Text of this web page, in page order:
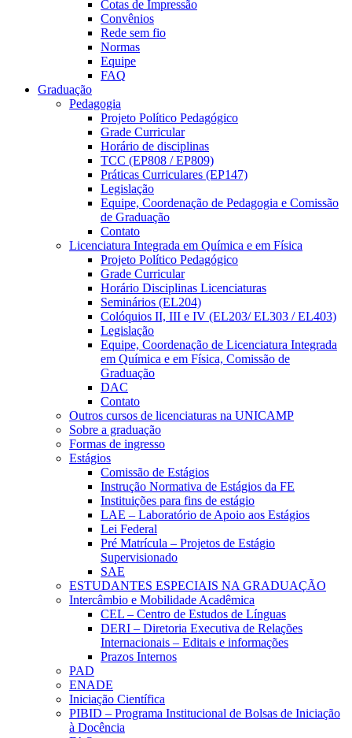
Cotas de Impressão
Convênios
Rede sem fio
Normas
Equipe
FAQ
Graduação
Pedagogia
Projeto Político Pedagógico
Grade Curricular
Horário de disciplinas
TCC (EP808 / EP809)
Práticas Curriculares (EP147)
Legislação
Equipe, Coordenação de Pedagogia e Comissão
de Graduação
Contato
Licenciatura Integrada em Química e em Física
Projeto Político Pedagógico
Grade Curricular
Horário Disciplinas Licenciaturas
Seminários (EL204)
Colóquios II, III e IV (EL203/ EL303 / EL403)
Legislação
Equipe, Coordenação de Licenciatura Integrada
em Química e em Física, Comissão de
Graduação
DAC
Contato
Outros cursos de licenciaturas na UNICAMP
Sobre a graduação
Formas de ingresso
Estágios
Comissão de Estágios
Instrução Normativa de Estágios da FE
Instituições para fins de estágio
LAE – Laboratório de Apoio aos Estágios
Lei Federal
Pré Matrícula – Projetos de Estágio
Supervisionado
SAE
ESTUDANTES ESPECIAIS NA GRADUAÇÃO
Intercâmbio e Mobilidade Acadêmica
CEL – Centro de Estudos de Línguas
DERI – Diretoria Executiva de Relações
Internacionais – Editais e informações
Prazos Internos
PAD
ENADE
Iniciação Científica
PIBID – Programa Institucional de Bolsas de Iniciação
à Docência